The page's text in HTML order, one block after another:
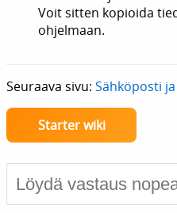
Voit sitten kopioida
ohjelmaan.
Seuraava sivu: Sähköposti
Starter wiki